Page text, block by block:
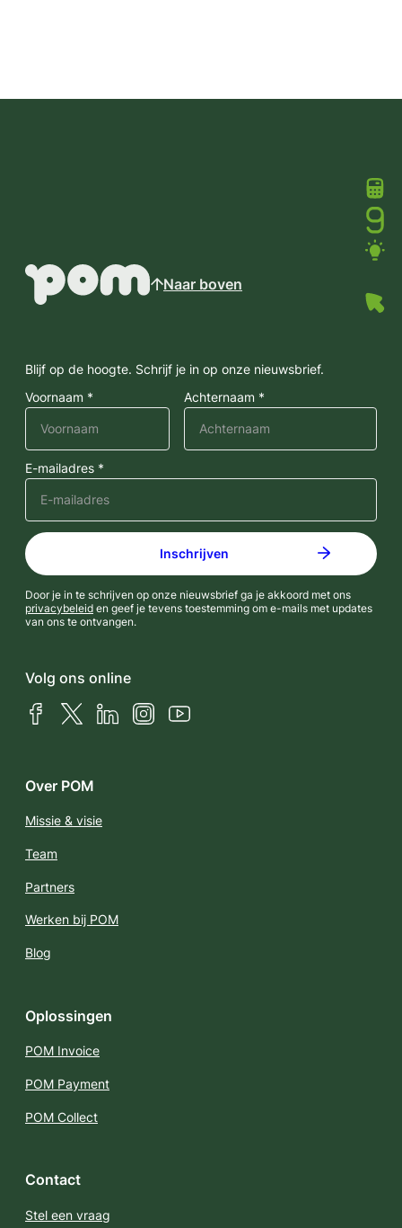
Naar boven
Blijf op de hoogte. Schrijf je in op onze nieuwsbrief.
Voornaam *
Achternaam *
E-mailadres *
Door je in te schrijven op onze nieuwsbrief ga je akkoord met ons
privacybeleid en geef je tevens toestemming om e-mails met updates
van ons te ontvangen.
Volg ons online
FacebookX (Twitter)LinkedInInstagramYouTube
Over POM
Missie & visie
Team
Partners
Werken bij POM
Blog
Oplossingen
POM Invoice
POM Payment
POM Collect
Contact
Stel een vraag